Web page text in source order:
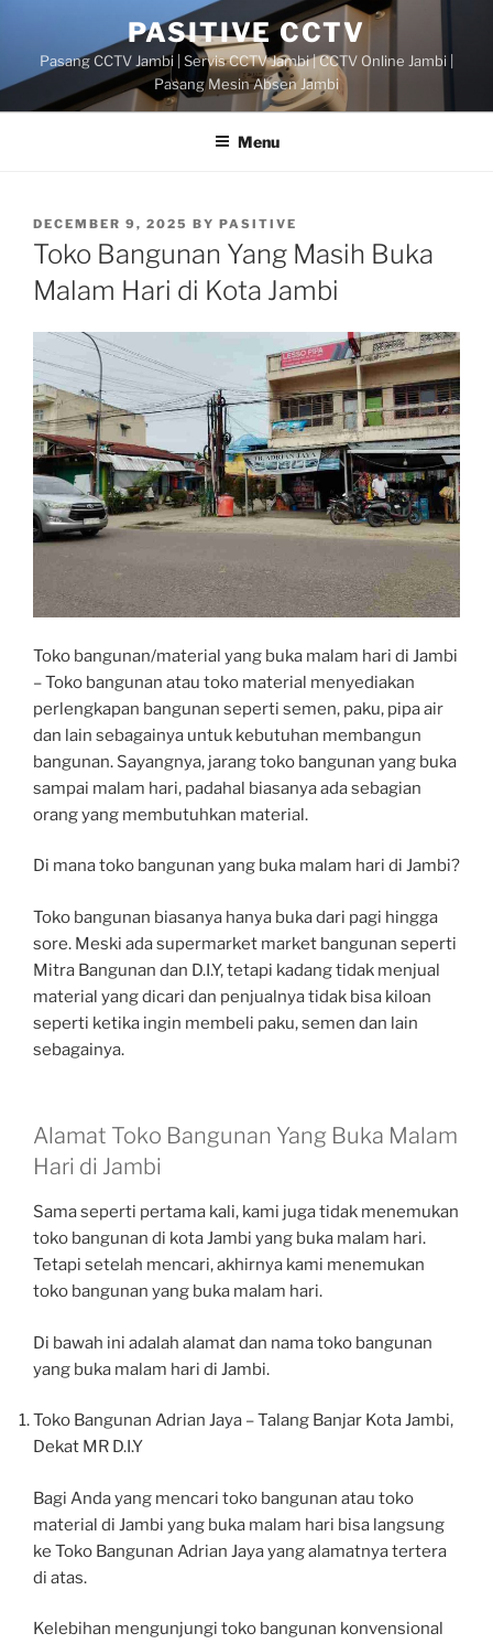
content
PASITIVE CCTV
Pasang CCTV Jambi | Servis CCTV Jambi | CCTV Online Jambi |
Pasang Mesin Absen Jambi
Menu
POSTED
ON
DECEMBER 9, 2025 BY PASITIVE
Toko Bangunan Yang Masih Buka
Malam Hari di Kota Jambi
Toko bangunan/material yang buka malam hari di Jambi
– Toko bangunan atau toko material menyediakan
perlengkapan bangunan seperti semen, paku, pipa air
dan lain sebagainya untuk kebutuhan membangun
bangunan. Sayangnya, jarang toko bangunan yang buka
sampai malam hari, padahal biasanya ada sebagian
orang yang membutuhkan material.
Di mana toko bangunan yang buka malam hari di Jambi?
Toko bangunan biasanya hanya buka dari pagi hingga
sore. Meski ada supermarket market bangunan seperti
Mitra Bangunan dan D.I.Y, tetapi kadang tidak menjual
material yang dicari dan penjualnya tidak bisa kiloan
seperti ketika ingin membeli paku, semen dan lain
sebagainya.
Alamat Toko Bangunan Yang Buka Malam
Hari di Jambi
Sama seperti pertama kali, kami juga tidak menemukan
toko bangunan di kota Jambi yang buka malam hari.
Tetapi setelah mencari, akhirnya kami menemukan
toko bangunan yang buka malam hari.
Di bawah ini adalah alamat dan nama toko bangunan
yang buka malam hari di Jambi.
Toko Bangunan Adrian Jaya – Talang Banjar Kota Jambi,
Dekat MR D.I.Y
Bagi Anda yang mencari toko bangunan atau toko
material di Jambi yang buka malam hari bisa langsung
ke Toko Bangunan Adrian Jaya yang alamatnya tertera
di atas.
Kelebihan mengunjungi toko bangunan konvensional